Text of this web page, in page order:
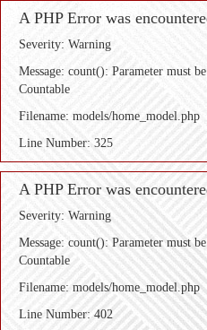
A PHP Error was
Severity: Warning
Message: count(): Parameter must
Countable
Filename: models/home_model.php
Line Number: 325
A PHP Error was
Severity: Warning
Message: count(): Parameter must
Countable
Filename: models/home_model.php
Line Number: 402